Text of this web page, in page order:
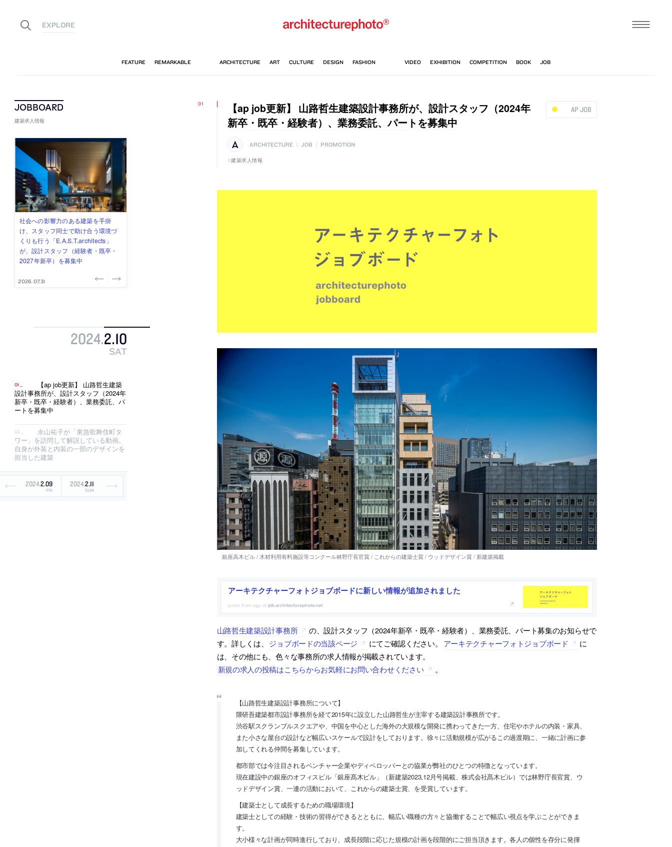
建築求人情報
佐々木慧が主宰する「axonometric株
式会社」が、設計スタッフ（経験
者・既卒・2027年新卒）を募集中
2026.08.07
古民家を軸に全国で“価値循環の仕組
み”を作り、リモートワーク主体の働
き方を実践する「株式会社つぎと」
が、設計スタッフ（経験者・既卒）
を募集中
2026.08.03
リノベる株式会社が、設計パートナ
ー (業務委託) を募集中
2026.08.03
社会への影響力のある建築を手掛
け、スタッフ同士で助け合う環境づ
くりも行う「E.A.S.T.architects」
が、設計スタッフ（経験者・既卒・
2027年新卒）を募集中
2026.07.31
代官山を拠点に活動する「梅澤竜也 /
ALA INC.」が、設計スタッフ・アル
バイト・事務職を募集中
2026.07.30
2024.2.10
SAT
【ap job更新】 山路哲生建築
設計事務所が、設計スタッフ（2024年
新卒・既卒・経験者）、業務委託、パ
ートを募集中
永山祐子が「東急歌舞伎町タ
ワー」を訪問して解説している動画。
自身が外装と内装の一部のデザインを
担当した建築
2024.2.09
FRI
2024.2.11
SUN
AP JOB
【ap job更新】 山路哲生建築設計事務所が、設計スタッフ（2024年
新卒・既卒・経験者）、業務委託、パートを募集中
ARCHITECTURE | JOB | PROMOTION
建築求人情報
アーキテクチャーフォトジョブボードに新しい情報が追加されました
job.architecturephoto.net
山路哲生建築設計事務所
の、設計スタッフ（2024年新卒・既卒・経験者）、業務委託、パート募集のお知らせで
す。詳しくは、
ジョブボードの当該ページ にてご確認ください。 アーキテクチャーフォトジョブボード
に
は、その他にも、色々な事務所の求人情報が掲載されています。
新規の求人の投稿はこちらからお気軽にお問い合わせください
。
【山路哲生建築設計事務所について】
隈研吾建築都市設計事務所を経て2015年に設立した山路哲生が主宰する建築設計事務所です。
渋谷駅スクランブルスクエアや、中国を中心とした海外の大規模な開発に携わってきた一方、住宅やホテルの内装・家具、
また小さな屋台の設計など幅広いスケールで設計をしております。徐々に活動規模が広がるこの過渡期に、一緒に計画に参
加してくれる仲間を募集しています。
都市部では今注目されるベンチャー企業やディベロッパーとの協業が弊社のひとつの特徴となっています。
現在建設中の銀座のオフィスビル「銀座髙木ビル」（新建築2023,12月号掲載、株式会社髙木ビル）では林野庁長官賞、ウ
ッドデザイン賞、一連の活動において、これからの建築士賞、を受賞しています。
【建築士として成長するための職場環境】
建築士としての経験・技術の習得ができるとともに、幅広い職種の方々と協働することで幅広い視点を学ぶことができま
す。
大小様々な計画が同時進行しており、成長段階に応じた規模の計画を段階的にご担当頂きます。各人の個性を存分に発揮